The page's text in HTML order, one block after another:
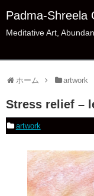
Padma-Shreela
Meditative Art,
ホーム artwork
Stress relief –
artwork